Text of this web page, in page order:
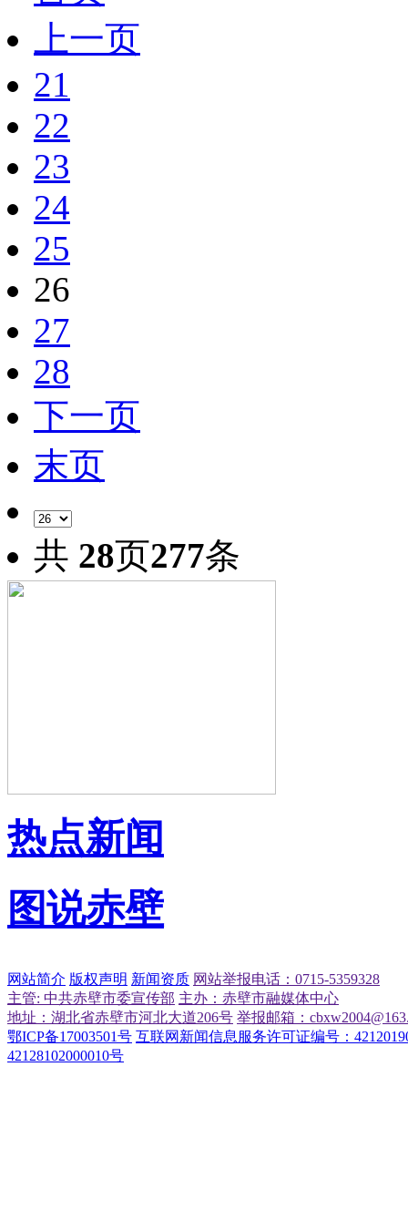
上一页
21
22
23
24
25
26
27
28
下一页
末页
共 28页277条
热点新闻
图说赤壁
网站简介 版权声明 新闻资质 网站举报电话：0715-5359328
主管: 中共赤壁市委宣传部 主办：赤壁市融媒体中心
地址：湖北省赤壁市河北大道206号 举报邮箱：
鄂ICP备17003501号 互联网新闻信息服务许可证编号：
42128102000010号